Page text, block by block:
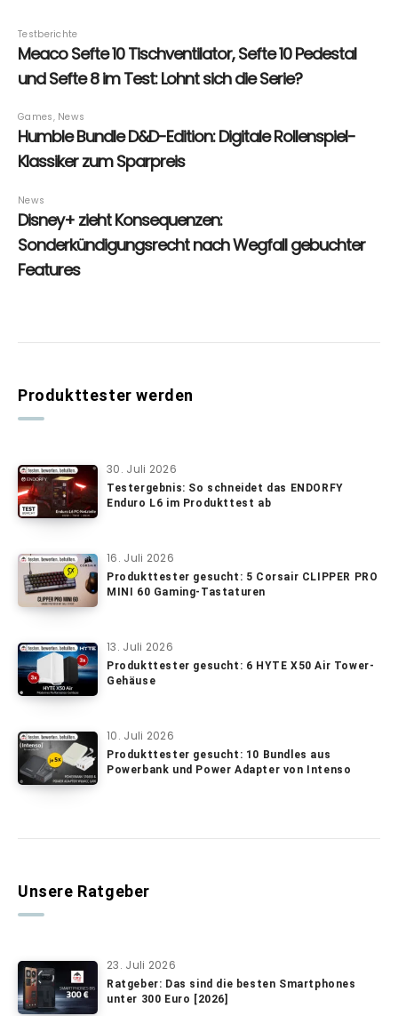
Produkttester werden
30. Juli 2026
Testergebnis: So schneidet das ENDORFY
Enduro L6 im Produkttest ab
16. Juli 2026
Produkttester gesucht: 5 Corsair CLIPPER PRO
MINI 60 Gaming-Tastaturen
13. Juli 2026
Produkttester gesucht: 6 HYTE X50 Air Tower-
Gehäuse
10. Juli 2026
Produkttester gesucht: 10 Bundles aus
Powerbank und Power Adapter von Intenso
Unsere Ratgeber
23. Juli 2026
Ratgeber: Das sind die besten Smartphones
unter 300 Euro [2026]